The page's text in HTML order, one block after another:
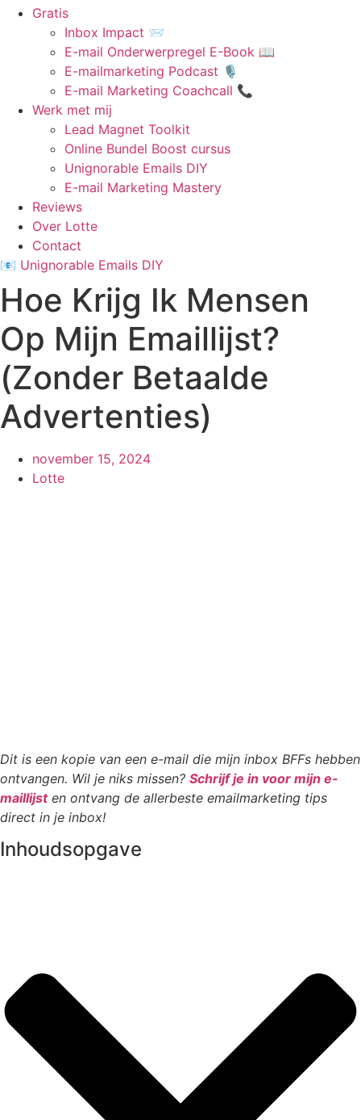
Gratis
Inbox Impact 📨
E-mail Onderwerpregel E-Book 📖
E-mailmarketing Podcast 🎙️
E-mail Marketing Coachcall 📞
Werk met mij
Lead Magnet Toolkit
Online Bundel Boost cursus
Unignorable Emails DIY
E-mail Marketing Mastery
Reviews
Over Lotte
Contact
📧 Unignorable Emails DIY
Hoe Krijg Ik Mensen
Op Mijn Emaillijst?
(Zonder Betaalde
Advertenties)
november 15, 2024
Lotte
Dit is een kopie van een e-mail die mijn inbox BFFs hebben
ontvangen. Wil je niks missen? Schrijf je in voor mijn e-
maillijsten ontvang de allerbeste emailmarketing tips
direct in je inbox!
Inhoudsopgave